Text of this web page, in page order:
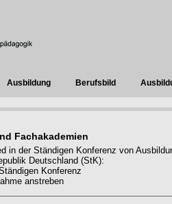
Ausbildung Berufsbild
Fachakademien
in der Ständigen Konferenz von
Deutschland (StK):
Konferenz
anstreben